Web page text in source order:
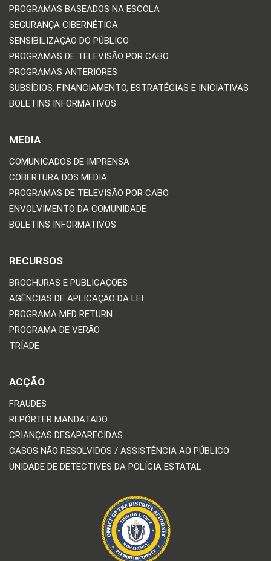
PROGRAMAS BASEADOS NA ESCOLA
SEGURANÇA CIBERNÉTICA
SENSIBILIZAÇÃO DO PÚBLICO
PROGRAMAS DE TELEVISÃO POR CABO
PROGRAMAS ANTERIORES
SUBSÍDIOS, FINANCIAMENTO, ESTRATÉGIAS E INICIATIVAS
BOLETINS INFORMATIVOS
MEDIA
COMUNICADOS DE IMPRENSA
COBERTURA DOS MEDIA
PROGRAMAS DE TELEVISÃO POR CABO
ENVOLVIMENTO DA COMUNIDADE
BOLETINS INFORMATIVOS
RECURSOS
BROCHURAS E PUBLICAÇÕES
AGÊNCIAS DE APLICAÇÃO DA LEI
PROGRAMA MED RETURN
PROGRAMA DE VERÃO
TRÍADE
ACÇÃO
FRAUDES
REPÓRTER MANDATADO
CRIANÇAS DESAPARECIDAS
CASOS NÃO RESOLVIDOS / ASSISTÊNCIA AO PÚBLICO
UNIDADE DE DETECTIVES DA POLÍCIA ESTATAL